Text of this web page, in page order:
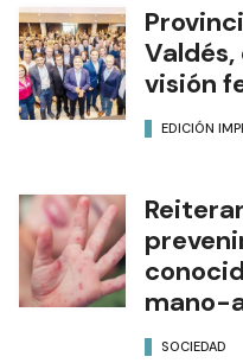
visión
EDICIÓN
mano-
SOCIEDAD